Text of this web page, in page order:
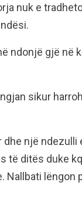
nuk e
ndonjë gjë në
sikur
një
të ditës duke
lëngon